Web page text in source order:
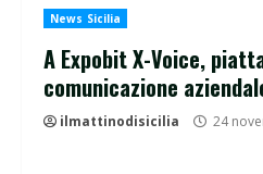
News Sicilia
A Expobit X-Voice,
comunicazione
ilmattinodisicilia 24